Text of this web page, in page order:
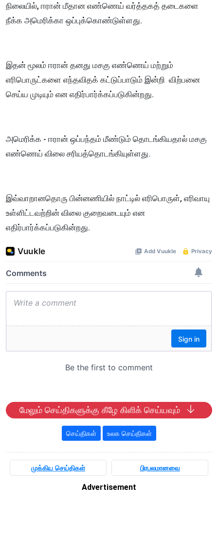
நிலையில், ஈரான் மீதான எண்ணெய் வர்த்தகத் தடைகளை
நீக்க அமெரிக்கா ஒப்புக்கொண்டுள்ளது.
இதன் மூலம் ஈரான் தனது மசகு எண்ணெய் மற்றும்
எரிபொருட்களை எந்தவிதக் கட்டுப்பாடும் இன்றி விற்பனை
செய்ய முடியும் என எதிர்பார்க்கப்படுகின்றது.
அமெரிக்க - ஈரான் ஒப்பந்தம் மீண்டும் தொடங்கியதால் மசகு
எண்ணெய் விலை சரியத்தொடங்கியுள்ளது.
இவ்வாறானதொரு பின்னணியில் நாட்டில் எரிபொருள், எரிவாயு
உள்ளிட்டவற்றின் விலை குறைவடையும் என
எதிர்பார்க்கப்படுகின்றது.
மேலும் செய்திகளுக்கு கீழே கிளிக் செய்யவும்
செய்திகள் உலக செய்திகள்
முக்கிய செய்திகள் பிரபலமானவை
Advertisement